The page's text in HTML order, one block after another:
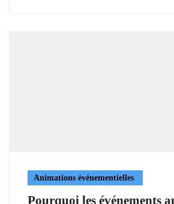
Animations événementielles
Pourquoi les événements